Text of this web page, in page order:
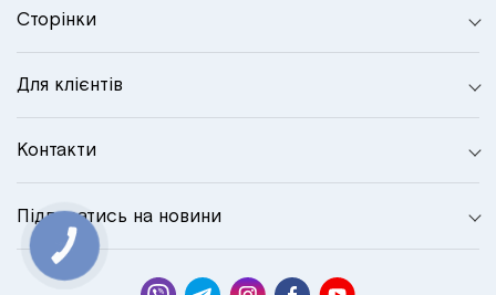
Сторінки
Для клієнтів
Контакти
Підписатись на новини
КНОПКА
СВЯЗИ